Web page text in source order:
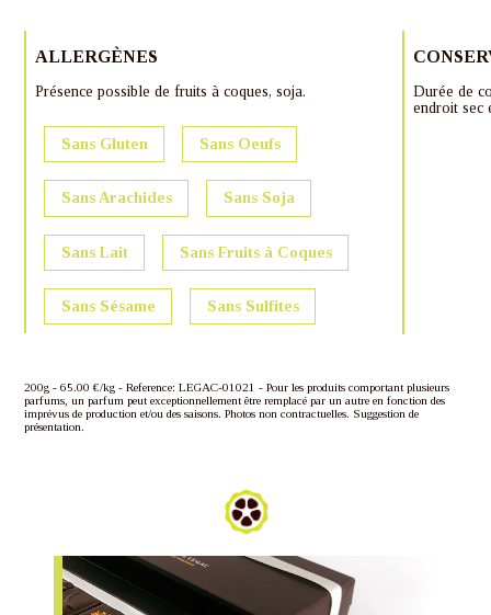
ALLERGÈNES
Présence possible de fruits à coques, soja.
Sans Gluten Sans Oeufs
Sans Arachides Sans Soja
Sans Lait Sans Fruits à Coques
Sans Sésame Sans Sulfites
Durée de
endroit sec
200g - 65.00 €/kg - Reference: LEGAC-01021 - Pour les produits comportant plusieurs
parfums, un parfum peut exceptionnellement être remplacé par un autre en fonction des
imprévus de production et/ou des saisons. Photos non contractuelles. Suggestion de
présentation.